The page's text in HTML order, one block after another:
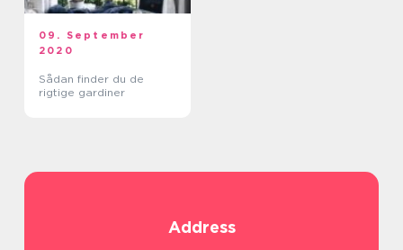
09. September
2020
Sådan finder du de
rigtige gardiner
Address